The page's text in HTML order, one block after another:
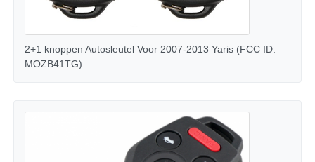
2+1 knoppen Autosleutel Voor 2007-2013 Yaris (FCC ID:
MOZB41TG)